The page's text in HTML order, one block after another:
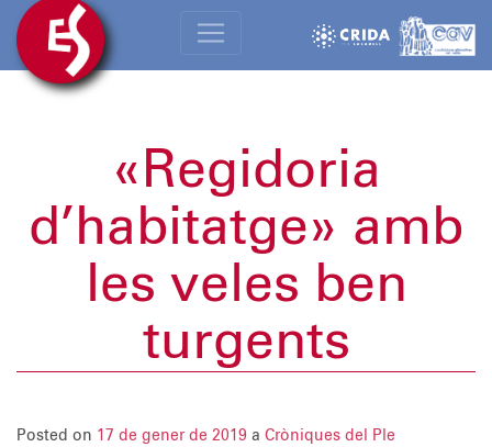
«Regidoria
d’habitatge» amb
les veles ben
turgents
Posted on 17 de gener de 2019 a Cròniques del Ple